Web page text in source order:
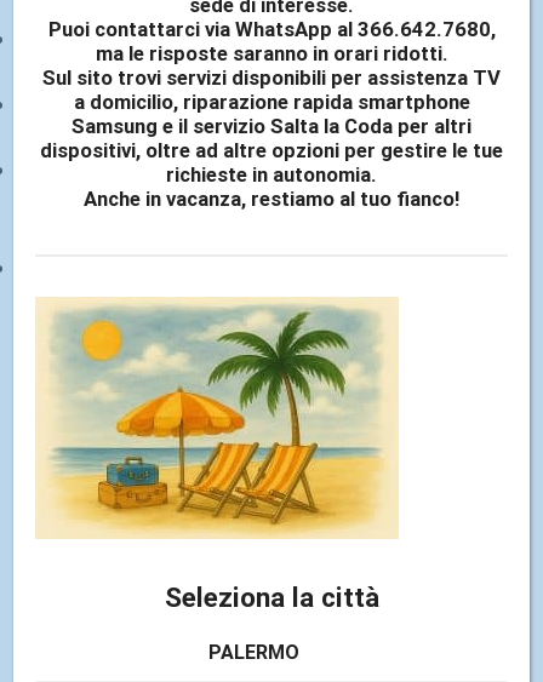
Nessuna franchigia o costi di riparazione da
pagare
Assistenza immediata e supporto dalla
assistenza telefonica Sony
Manutenzione di personale qualificato nei centri
di assistenza Elettronica Cicala, Assistenza Sony
data di acquisto dell’unità principale.
COME FUNZIONA?
La richiesta del servizio è semplice, trovi sotto le
principali indicazioni da seguire. Il costo del servizio
dipende dal tipo di TV (QLED 8K, QLED 4K o UHD 4K),
(1, 2 o 3 anni) del servizio. Potrai sempre contare sul
sui costi ed effettuare l’attivazione.
sede di interesse.
Puoi contattarci via WhatsApp al 366.642.7680,
ma le risposte saranno in orari ridotti.
Sul sito trovi servizi disponibili per assistenza TV
a domicilio, riparazione rapida smartphone
Samsung e il servizio Salta la Coda per altri
dispositivi, oltre ad altre opzioni per gestire le tue
richieste in autonomia.
Anche in vacanza, restiamo al tuo fianco!
Seleziona la città
PALERMO